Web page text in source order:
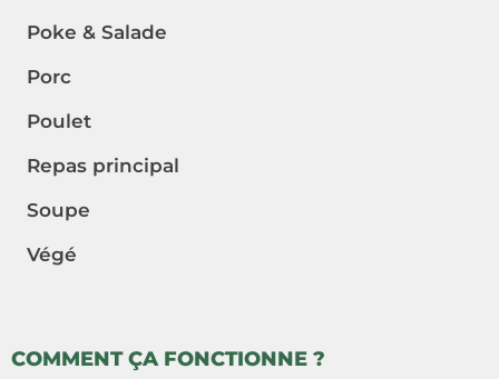
Poke & Salade
Porc
Poulet
Repas principal
Soupe
Végé
COMMENT ÇA FONCTIONNE ?